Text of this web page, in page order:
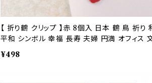
【 折り鶴 クリップ 】赤 8個入 日本 鶴 鳥 祈
平和 シンボル 幸福 長寿 夫婦 円満 オフィス
ク ゼム モチーフ A4 プレゼント ラッピング
会社 仕分け レッド
¥498